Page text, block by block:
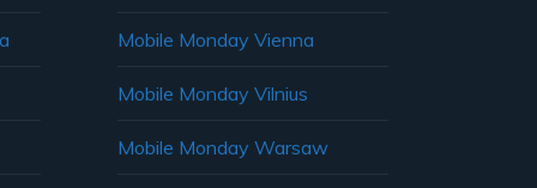
Mobile Monday Vienna
Mobile Monday Vilnius
Mobile Monday Warsaw